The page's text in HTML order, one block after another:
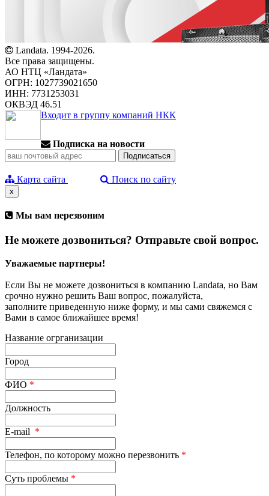
Landata. 1994-2026.
Все права защищены.
АО НТЦ «Ландата»
ОГРН: 1027739021650
ИНН: 7731253031
ОКВЭД 46.51
Входит в группу компаний НКК
Подписка на новости
Карта сайта Поиск по сайту
x
Мы вам перезвоним
Не можете дозвониться? Отправьте свой вопрос.
Уважаемые партнеры!
Если Вы не можете дозвониться в компанию Landata, но Вам
срочно нужно решить Ваш вопрос, пожалуйста,
заполните приведенную ниже форму, и мы сами свяжемся с
Вами в самое ближайшее время!
Название огрганизации
Город
ФИО *
Должность
E-mail *
Телефон, по которому можно перезвонить *
Суть проблемы *